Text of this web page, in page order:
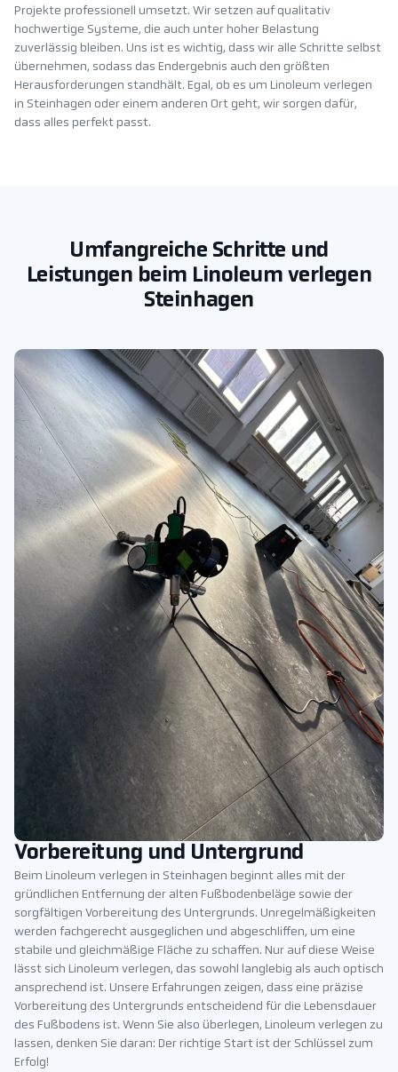
Projekte professionell umsetzt. Wir setzen auf qualitativ
hochwertige Systeme, die auch unter hoher Belastung
zuverlässig bleiben. Uns ist es wichtig, dass wir alle Schritte selbst
übernehmen, sodass das Endergebnis auch den größten
Herausforderungen standhält. Egal, ob es um Linoleum verlegen
in Steinhagen oder einem anderen Ort geht, wir sorgen dafür,
dass alles perfekt passt.
Umfangreiche Schritte und
Leistungen beim Linoleum verlegen
Steinhagen
Vorbereitung und Untergrund
Beim Linoleum verlegen in Steinhagen beginnt alles mit der
gründlichen Entfernung der alten Fußbodenbeläge sowie der
sorgfältigen Vorbereitung des Untergrunds. Unregelmäßigkeiten
werden fachgerecht ausgeglichen und abgeschliffen, um eine
stabile und gleichmäßige Fläche zu schaffen. Nur auf diese Weise
lässt sich Linoleum verlegen, das sowohl langlebig als auch optisch
ansprechend ist. Unsere Erfahrungen zeigen, dass eine präzise
Vorbereitung des Untergrunds entscheidend für die Lebensdauer
des Fußbodens ist. Wenn Sie also überlegen, Linoleum verlegen zu
lassen, denken Sie daran: Der richtige Start ist der Schlüssel zum
Erfolg!